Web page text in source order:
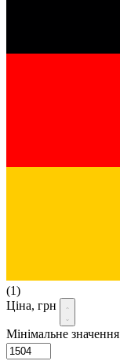
(1)
Ціна, грн
Мінімальне значення